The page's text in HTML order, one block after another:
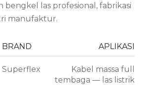
las profesional, fabrikasi
manufaktur.
BRAND APLIKASI
Superflex
Kabel massa full
tembaga — las listrik